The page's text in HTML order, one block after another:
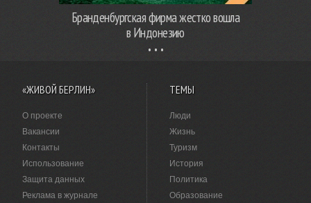
Бранденбургская фирма жестко вошла
в Индонезию
«ЖИВОЙ БЕРЛИН»
О проекте
Вакансии
Контакты
Использование
Защита данных
Реклама в журнале
ТЕМЫ
Люди
Жизнь
Туризм
История
Политика
Образование